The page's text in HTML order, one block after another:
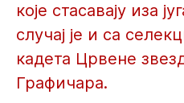
које стасавају иза
случај је и са
кадета Црвене
Графичара.